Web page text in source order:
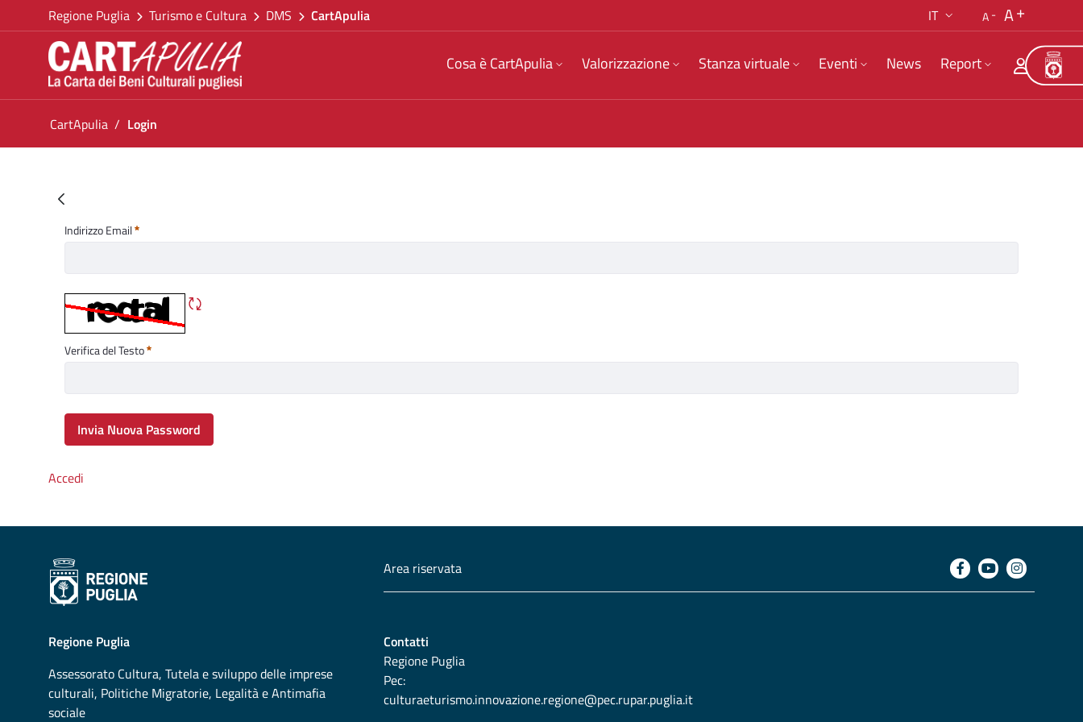
Salta al contenuto
Torna alla homepage
Vai al menu di navigazione
Vai ai contenuti
Vai al footer
Regione Puglia Turismo e Cultura DMS CartApulia IT A A
Cosa è CartApulia Valorizzazione Stanza virtuale Eventi News Report
Ti trovi in:
CartApulia Login
Login
Password Dimenticata
Indirizzo Email
Obbligatorio
Verifica del Testo
Obbligatorio
Invia Nuova Password
Accedi
Area riservata
Regione Puglia
Assessorato Cultura, Tutela e sviluppo delle imprese
culturali, Politiche Migratorie, Legalità e Antimafia
sociale
Contatti
Regione Puglia
Pec:
culturaeturismo.innovazione.regione@pec.rupar.puglia.it